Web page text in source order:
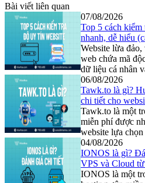
Bài viết liên quan
07/08/2026
Top 5 cách
nhanh, dễ hiểu
Website lừa
web chứa mã
dữ liệu cá nhân
06/08/2026
Tawk.to là gì?
chi tiết cho
Tawk.to là một
miễn phí được
website lựa
04/08/2026
IONOS là gì?
VPS và Cloud
IONOS là một